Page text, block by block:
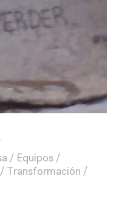
Equipos
Transformación